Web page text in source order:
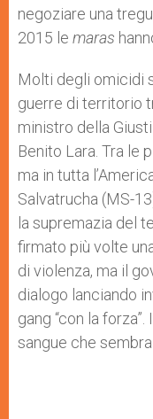
negoziare una
2015 le maras
Molti degli omicidi
guerre di territorio
ministro della
Benito Lara. Tra le
ma in tutta
Salvatrucha (MS-
la supremazia del
firmato più volte
di violenza, ma il
dialogo lanciando
gang “con la
sangue che